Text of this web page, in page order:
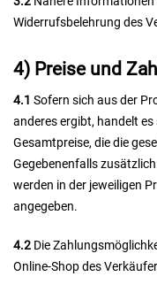
Widerrufsbelehrung des
4) Preise und
4.1 Sofern sich aus der
anderes ergibt, handelt
Gesamtpreise, die die
Gegebenenfalls
werden in der jeweiligen
angegeben.
4.2 Die
Online-Shop des